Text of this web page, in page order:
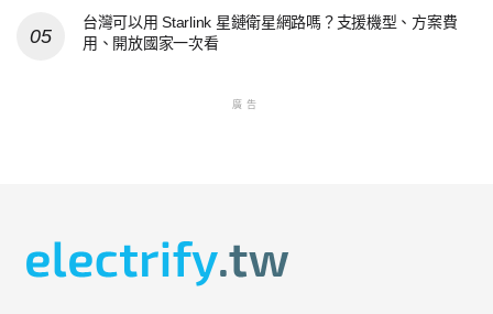
台灣可以用 Starlink 星鏈衛星網路嗎？支援機型、方案費
用、開放國家一次看
廣告